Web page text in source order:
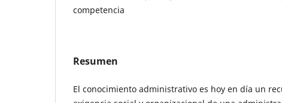
competencia
Resumen
El conocimiento administrativo es hoy en día un